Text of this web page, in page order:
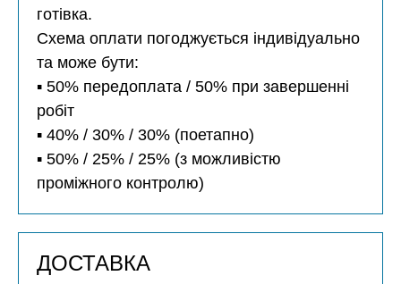
готівка.
Схема оплати погоджується індивідуально
та може бути:
▪️ 50% передоплата / 50% при завершенні
робіт
▪️ 40% / 30% / 30% (поетапно)
▪️ 50% / 25% / 25% (з можливістю
проміжного контролю)
ДОСТАВКА